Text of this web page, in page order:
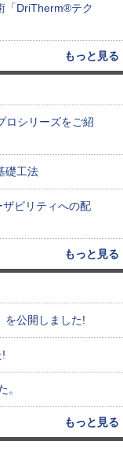
「DriTherm®テク
もっと見る
ロシリーズをご紹
礎工法
ビリティへの配
もっと見る
を公開しました!
。
もっと見る